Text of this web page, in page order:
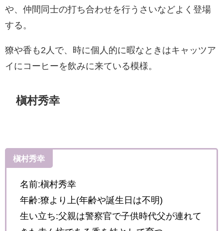
や、仲間同士の打ち合わせを行うさいなどよく登場
する。
獠や香も2人で、時に個人的に暇なときはキャッツア
イにコーヒーを飲みに来ている模様。
槇村秀幸
槇村秀幸
名前:槇村秀幸
年齢:獠より上(年齢や誕生日は不明)
生い立ち:父親は警察官で子供時代父が連れて